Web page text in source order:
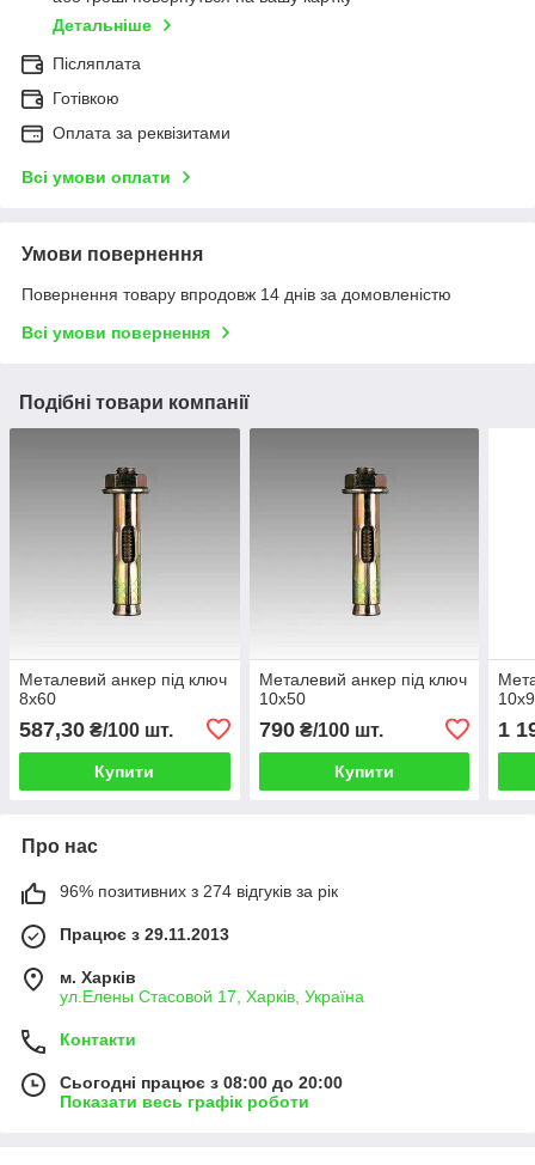
Детальніше
Післяплата
Готівкою
Оплата за реквізитами
Всі умови оплати
Умови повернення
Повернення товару впродовж 14 днів за домовленістю
Всі умови повернення
Подібні товари компанії
Металевий анкер під ключ
8x60
587,30 ₴/100 шт.
Купити
Металевий анкер під ключ
10x50
790₴/100 шт.
Купити
1
Про нас
96% позитивних з 274 відгуків за рік
Працює з 29.11.2013
м. Харків
ул.Елены Стасовой 17, Харків, Україна
Контакти
Сьогодні працює з 08:00 до 20:00
Показати весь графік роботи